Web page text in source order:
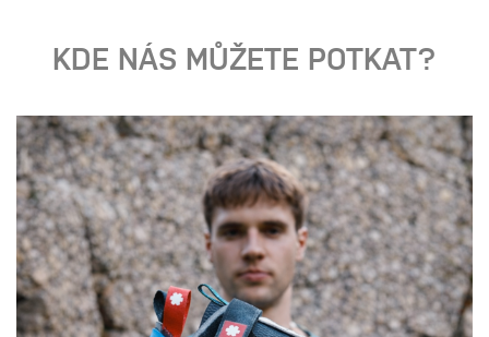
KDE NÁS MŮŽETE POTKAT?